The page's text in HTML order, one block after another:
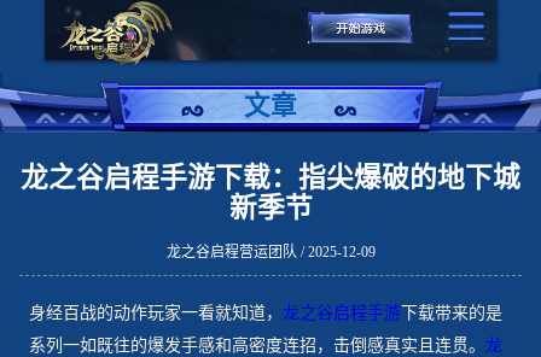
文章
龙之谷启程手游下载：指尖爆破的地下城
新季节
龙之谷启程营运团队 / 2025-12-09
身经百战的动作玩家一看就知道， 龙之谷启程手游下载带来的是
系列一如既往的爆发手感和高密度连招，击倒感真实且连贯。 龙